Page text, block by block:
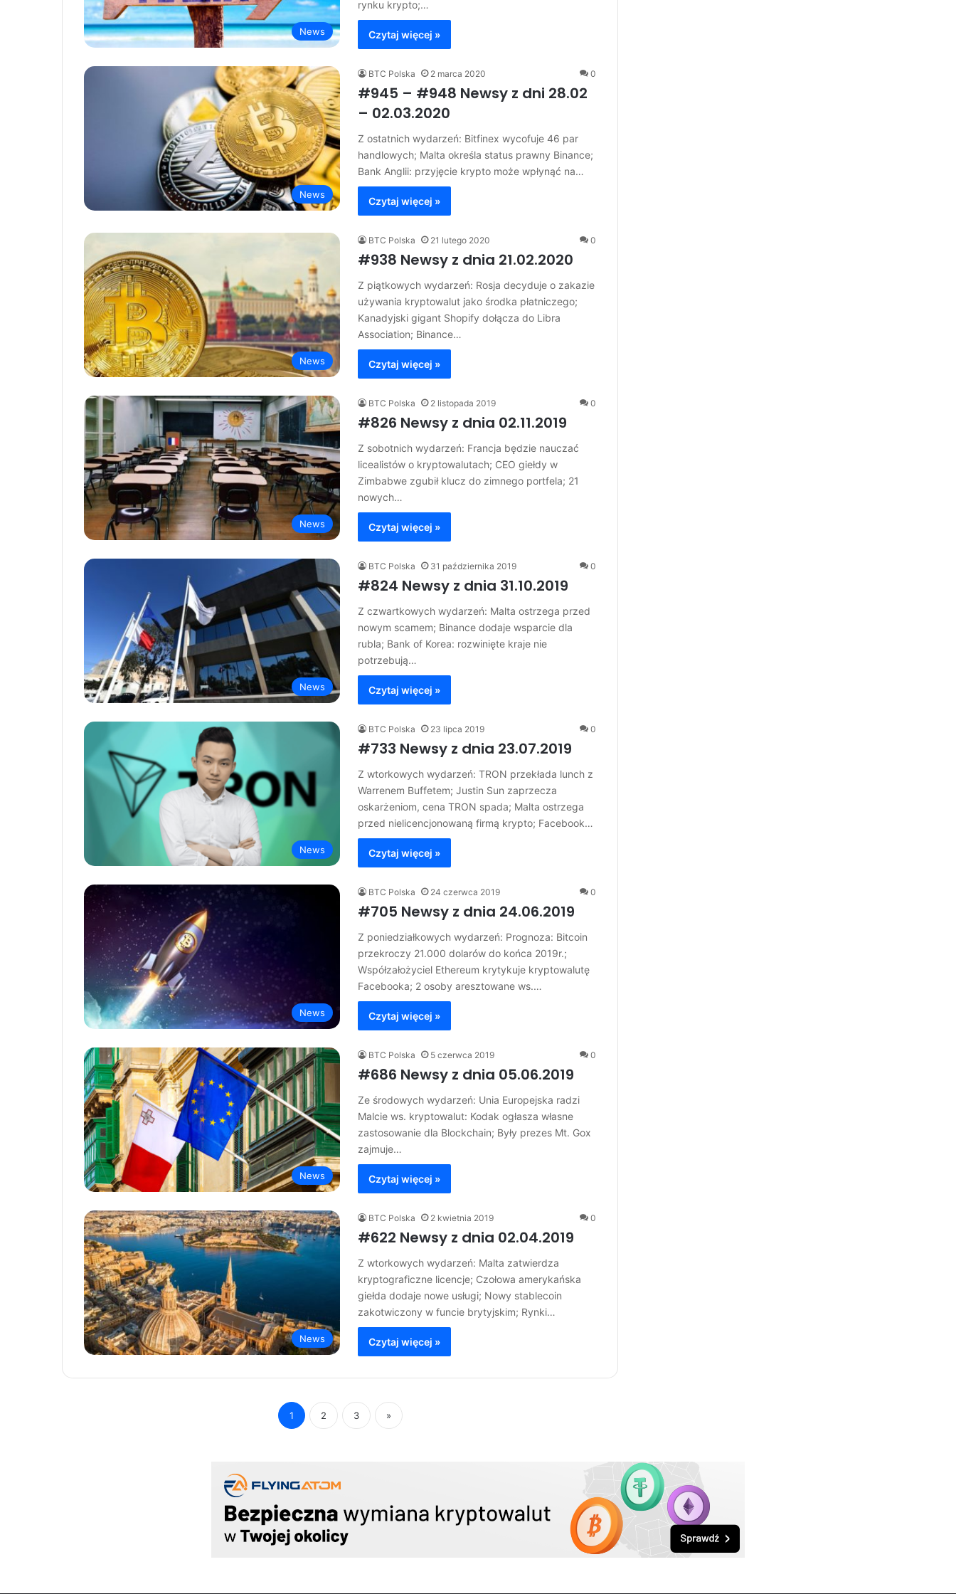
News
rynku krypto;…
Czytaj więcej »
News
BTC Polska 2 marca 2020 0
#945 – #948 Newsy z dni 28.02
– 02.03.2020
Z ostatnich wydarzeń: Bitfinex wycofuje 46 par
handlowych; Malta określa status prawny Binance;
Bank Anglii: przyjęcie krypto może wpłynąć na…
Czytaj więcej »
News
BTC Polska 21 lutego 2020 0
#938 Newsy z dnia 21.02.2020
Z piątkowych wydarzeń: Rosja decyduje o zakazie
używania kryptowalut jako środka płatniczego;
Kanadyjski gigant Shopify dołącza do Libra
Association; Binance…
Czytaj więcej »
News
BTC Polska 2 listopada 2019 0
#826 Newsy z dnia 02.11.2019
Z sobotnich wydarzeń: Francja będzie nauczać
licealistów o kryptowalutach; CEO giełdy w
Zimbabwe zgubił klucz do zimnego portfela; 21
nowych…
Czytaj więcej »
News
BTC Polska 31 października 2019 0
#824 Newsy z dnia 31.10.2019
Z czwartkowych wydarzeń: Malta ostrzega przed
nowym scamem; Binance dodaje wsparcie dla
rubla; Bank of Korea: rozwinięte kraje nie
potrzebują…
Czytaj więcej »
News
BTC Polska 23 lipca 2019 0
#733 Newsy z dnia 23.07.2019
Z wtorkowych wydarzeń: TRON przekłada lunch z
Warrenem Buffetem; Justin Sun zaprzecza
oskarżeniom, cena TRON spada; Malta ostrzega
przed nielicencjonowaną firmą krypto; Facebook…
Czytaj więcej »
News
BTC Polska 24 czerwca 2019 0
#705 Newsy z dnia 24.06.2019
Z poniedziałkowych wydarzeń: Prognoza: Bitcoin
przekroczy 21.000 dolarów do końca 2019r.;
Współzałożyciel Ethereum krytykuje kryptowalutę
Facebooka; 2 osoby aresztowane ws.…
Czytaj więcej »
News
BTC Polska 5 czerwca 2019 0
#686 Newsy z dnia 05.06.2019
Ze środowych wydarzeń: Unia Europejska radzi
Malcie ws. kryptowalut: Kodak ogłasza własne
zastosowanie dla Blockchain; Były prezes Mt. Gox
zajmuje…
Czytaj więcej »
News
BTC Polska 2 kwietnia 2019 0
#622 Newsy z dnia 02.04.2019
Z wtorkowych wydarzeń: Malta zatwierdza
kryptograficzne licencje; Czołowa amerykańska
giełda dodaje nowe usługi; Nowy stablecoin
zakotwiczony w funcie brytyjskim; Rynki…
Czytaj więcej »
1 2 3 »